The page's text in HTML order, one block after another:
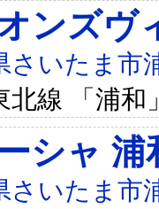
ンズヴ
さいたま市
北線 「浦和
シャ 浦
さいたま市